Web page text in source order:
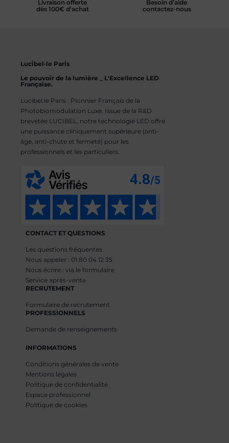
Livraison offerte
dès 100€ d'achat
Besoin d’aide
contactez-nous
Lucibel·le Paris
Le pouvoir de la lumière _ L'Excellence LED
Française.
Lucibel.le Paris : Pionnier Français de la
Photobiomodulation Luxe. Issue de la R&D
brevetée LUCIBEL, notre technologie LED offre
une puissance cliniquement supérieure (anti-
âge, anti-chute et fermeté) pour les
professionnels et les particuliers.
CONTACT ET QUESTIONS
Les questions fréquentes
Nous appeler : 01 80 04 12 35
Nous écrire : via le formulaire
Service après-vente
RECRUTEMENT
Formulaire de recrutement
PROFESSIONNELS
Demande de renseignements
INFORMATIONS
Conditions générales de vente
Mentions légales
Politique de confidentialité
Espace professionnel
Politique de cookies